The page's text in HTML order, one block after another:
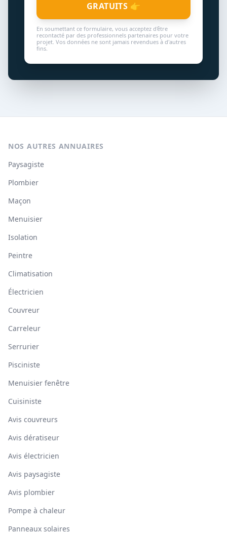
GRATUITS 👉
En soumettant ce formulaire, vous acceptez d'être
recontacté par des professionnels partenaires pour votre
projet. Vos données ne sont jamais revendues à d'autres
fins.
NOS AUTRES ANNUAIRES
Paysagiste
Plombier
Maçon
Menuisier
Isolation
Peintre
Climatisation
Électricien
Couvreur
Carreleur
Serrurier
Pisciniste
Menuisier fenêtre
Cuisiniste
Avis couvreurs
Avis dératiseur
Avis électricien
Avis paysagiste
Avis plombier
Pompe à chaleur
Panneaux solaires